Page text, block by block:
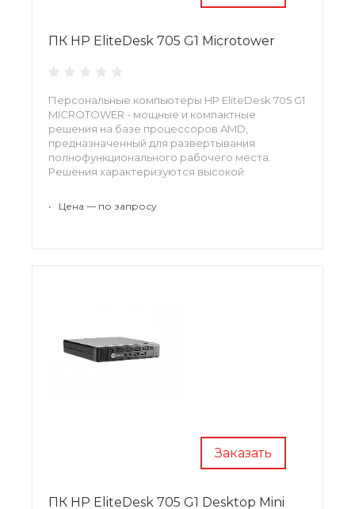
ПК HP EliteDesk 705 G1 Microtower
Персональные компьютеры HP EliteDesk 705 G1
MICROTOWER - мощные и компактные
решения на базе процессоров AMD,
предназначенный для развертывания
полнофункционального рабочего места.
Решения характеризуются высокой
расширения и до 10 коммутационных
• Цена — по запросу
Заказать
ПК HP EliteDesk 705 G1 Desktop Mini